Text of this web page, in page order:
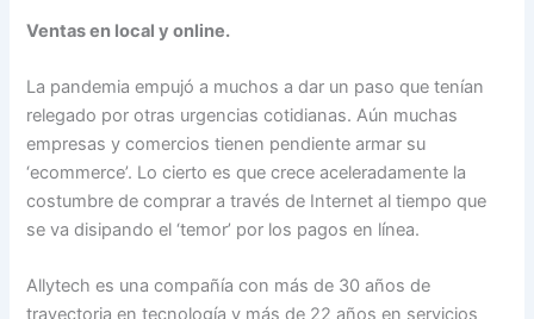
Ventas en local y online.
La pandemia empujó a muchos a dar un paso que tenían
relegado por otras urgencias cotidianas. Aún muchas
empresas y comercios tienen pendiente armar su
‘ecommerce’. Lo cierto es que crece aceleradamente la
costumbre de comprar a través de Internet al tiempo que
se va disipando el ‘temor’ por los pagos en línea.
Allytech es una compañía con más de 30 años de
trayectoria en tecnología y más de 22 años en servicios